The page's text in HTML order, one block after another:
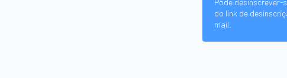
Pode desinscrever-
do link de
mail.